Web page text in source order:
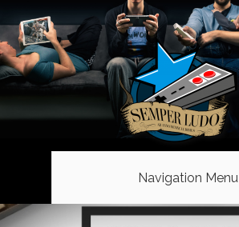
Navigation Menu